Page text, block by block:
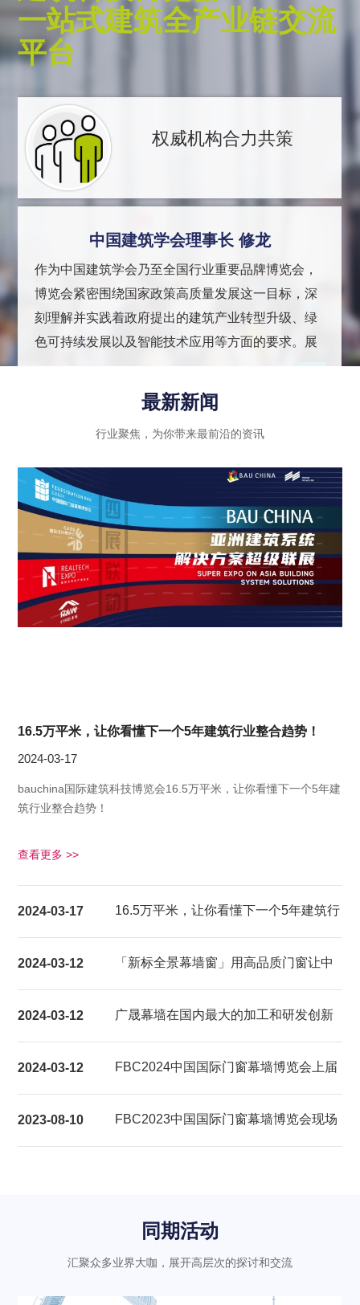
一站式建筑全产业链交流
平台
权威机构合力共策
中国建筑学会理事长 修龙
作为中国建筑学会乃至全国行业重要品牌博览会，
博览会紧密围绕国家政策高质量发展这一目标，深
刻理解并实践着政府提出的建筑产业转型升级、绿
色可持续发展以及智能技术应用等方面的要求。展
用，同时注重政策法规的引导和推动作用，进一步
推动建筑行业向高质量发展迈进。
最新新闻
行业聚焦，为你带来最前沿的资讯
16.5万平米，让你看懂下一个5年建筑行业整合趋势！
2024-03-17
bauchina国际建筑科技博览会16.5万平米，让你看懂下一个5年建
筑行业整合趋势！
查看更多 >>
2024-03-17 16.5万平米，让你看懂下一个5年建筑行
2024-03-12
「新标全景幕墙窗」用高品质门窗让中
验
2024-03-12 广晟幕墙在国内最大的加工和研发创新
2024-03-12
FBC2024中国国际门窗幕墙博览会上届
2023-08-10
FBC2023中国国际门窗幕墙博览会现场
同期活动
汇聚众多业界大咖，展开高层次的探讨和交流